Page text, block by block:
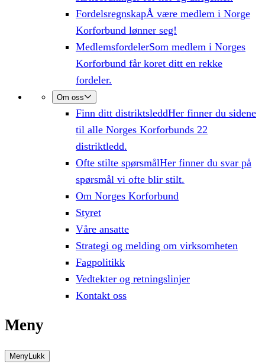
FordelsregnskapÅ være medlem i Norge
Korforbund lønner seg!
MedlemsfordelerSom medlem i Norges
Korforbund får koret ditt en rekke
fordeler.
Om oss
Finn ditt distriktsleddHer finner du sidene
til alle Norges Korforbunds 22
distriktledd.
Ofte stilte spørsmålHer finner du svar på
spørsmål vi ofte blir stilt.
Om Norges Korforbund
Styret
Våre ansatte
Strategi og melding om virksomheten
Fagpolitikk
Vedtekter og retningslinjer
Kontakt oss
Meny
MenyLukk